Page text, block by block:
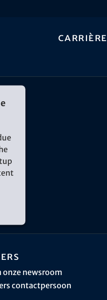
Carrière
onze newsroom
contactpersoon